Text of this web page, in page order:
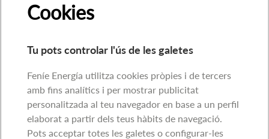
Cookies
Tu pots controlar l'ús de les galetes
Feníe Energía utilitza cookies pròpies i de tercers
amb fins analítics i per mostrar publicitat
personalitzada al teu navegador en base a un perfil
elaborat a partir dels teus hàbits de navegació.
Pots acceptar totes les galetes o configurar-les